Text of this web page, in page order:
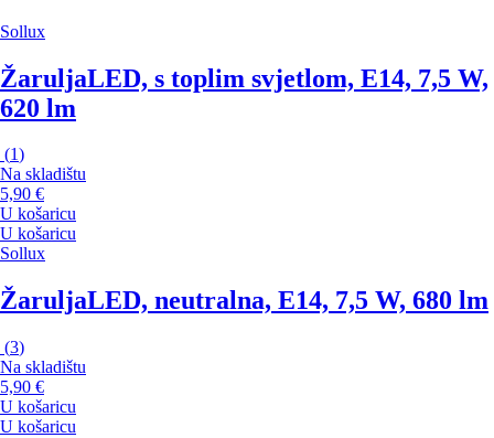
Sollux
ŽaruljaLED, s toplim svjetlom, E14, 7,5 W,
620 lm
(1)
Na skladištu
5,90 €
U košaricu
U košaricu
Sollux
ŽaruljaLED, neutralna, E14, 7,5 W, 680 lm
(3)
Na skladištu
5,90 €
U košaricu
U košaricu